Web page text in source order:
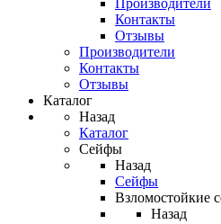
Производители
Контакты
Отзывы
Производители
Контакты
Отзывы
Каталог
Назад
Каталог
Сейфы
Назад
Сейфы
Взломостойкие
Назад